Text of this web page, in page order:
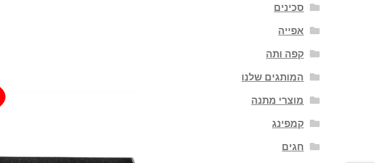
סכינים
אפייה
קפה ותה
המותגים שלנו
מוצרי מתנה
קמפינג
חגים